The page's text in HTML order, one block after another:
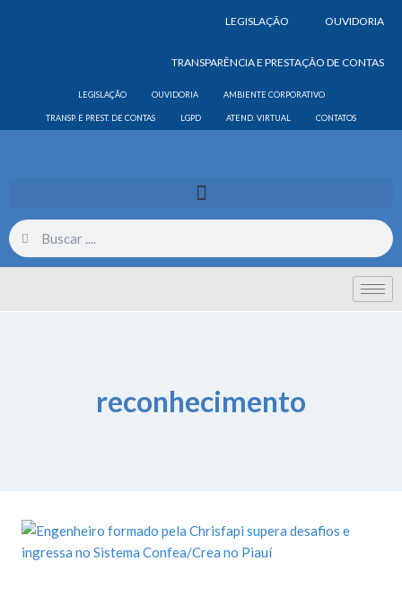
LEGISLAÇÃO OUVIDORIA
TRANSPARÊNCIA E PRESTAÇÃO DE CONTAS
LEGISLAÇÃO OUVIDORIA AMBIENTE CORPORATIVO
TRANSP. E PREST. DE CONTAS LGPD ATEND. VIRTUAL CONTATOS
reconhecimento